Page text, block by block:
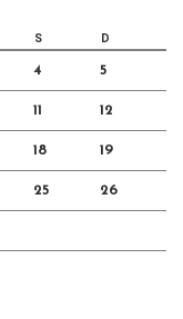
S D
4 5
11 12
18 19
25 26